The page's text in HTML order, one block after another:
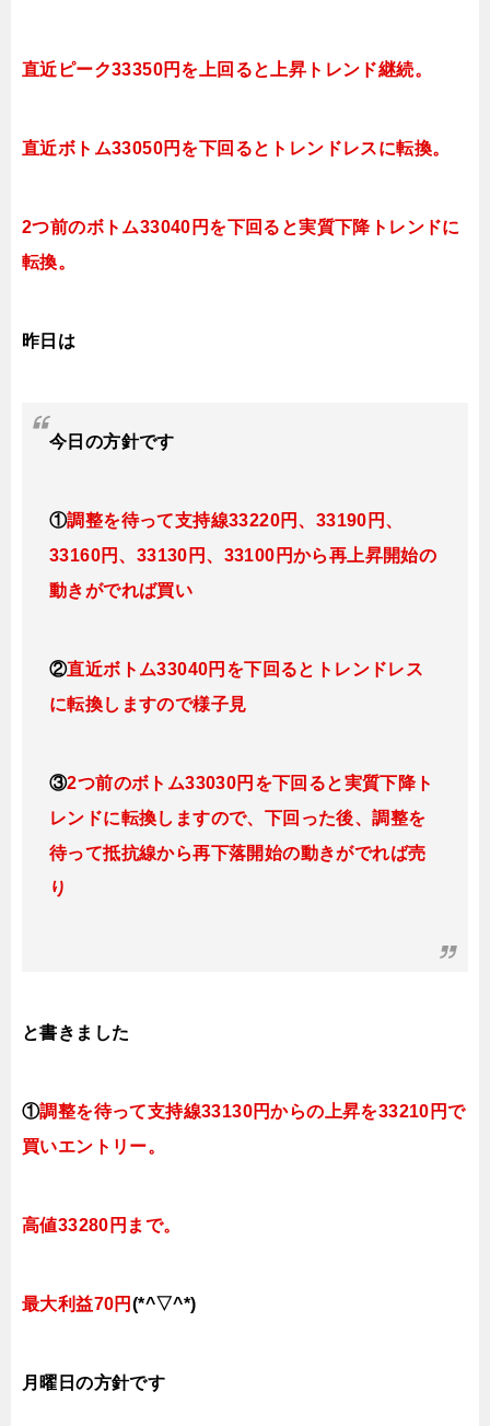
直近ピーク33350円を上回ると上昇トレンド継続。
直近ボトム33050円を下回るとトレンドレスに転換。
2つ前のボトム33040円を下回ると実質下降トレンドに
転換。
昨日は
今日 の方針です
①調整を待って支持線33220円、33190円、
33160円、33130円、 33100円から再上昇開始の
動きがでれば買い
②直近ボトム33040円を下回るとトレンドレス
に転換しますので様子見
③2つ前のボトム33030円を下回ると実質下降ト
レンドに転換しますので、下回った後、調整を
待って抵抗線から再下落開始の動きがでれば売
り
と書きました
①調整を待って支持線33130円からの 上昇を33210円で
買いエントリー。
高値33280円まで。
最大利益70円 (*^▽^*)
月曜日の方針です